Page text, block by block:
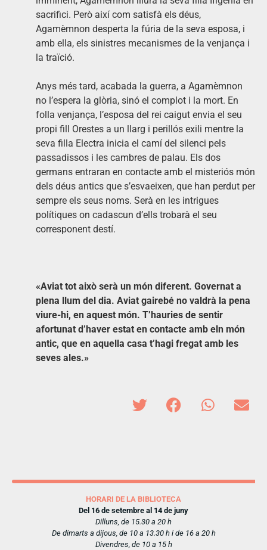
sacrifici. Però així com satisfà els déus,
Agamèmnon desperta la fúria de la seva esposa, i
amb ella, els sinistres mecanismes de la venjança i
la traïció.
Anys més tard, acabada la guerra, a Agamèmnon
no l’espera la glòria, sinó el complot i la mort. En
folla venjança, l’esposa del rei caigut envia el seu
propi fill Orestes a un llarg i perillós exili mentre la
seva filla Electra inicia el camí del silenci pels
passadissos i les cambres de palau. Els dos
germans entraran en contacte amb el misteriós món
dels déus antics que s’esvaeixen, que han perdut per
sempre els seus noms. Serà en les intrigues
polítiques on cadascun d’ells trobarà el seu
corresponent destí.
«Aviat tot això serà un món diferent. Governat a
plena llum del dia. Aviat gairebé no valdrà la pena
viure-hi, en aquest món. T’hauries de sentir
afortunat d’haver estat en contacte amb eln món
antic, que en aquella casa t’hagi fregat amb les
seves ales.»
HORARI DE LA BIBLIOTECA
Del 16 de setembre al 14 de juny
Dilluns, de 15.30 a 20 h
De dimarts a dijous, de 10 a 13.30 h i de 16 a 20 h
Divendres, de 10 a 15 h